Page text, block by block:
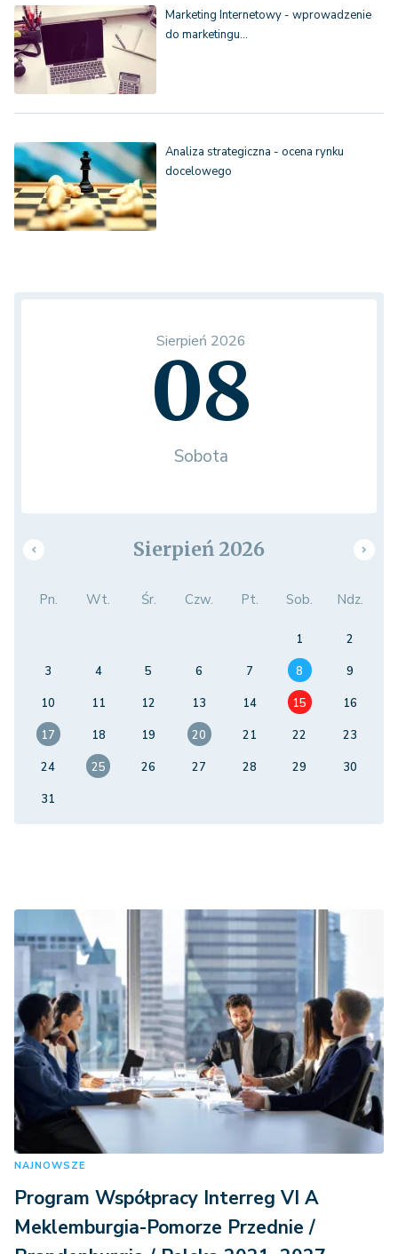
Marketing Internetowy - wprowadzenie
do marketingu…
Analiza strategiczna - ocena rynku
docelowego
Sierpień 2026
08
Sobota
Sierpień 2026
Pn. Wt. Śr. Czw. Pt. Sob. Ndz.
1
2
3
4 5 6 7 8
9
10
11 12 13 14 15
16
17
18 19 20 21 22
23
24
25 26 27 28 29
30
31
NAJNOWSZE
Program Współpracy Interreg VI A
Meklemburgia-Pomorze Przednie /